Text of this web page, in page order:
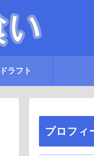
ドラフト
プロフィ